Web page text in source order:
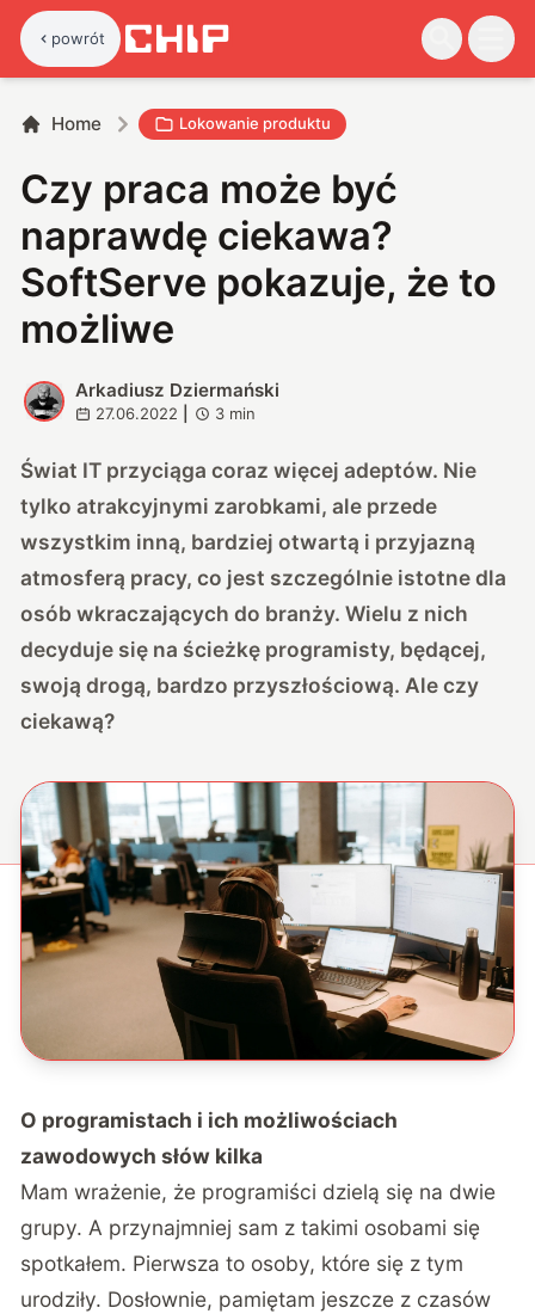
powrót
Home Lokowanie produktu
Czy praca może być
naprawdę ciekawa?
SoftServe pokazuje, że to
możliwe
A
Arkadiusz Dziermański
27.06.2022 3 min
Świat IT przyciąga coraz więcej adeptów. Nie
tylko atrakcyjnymi zarobkami, ale przede
wszystkim inną, bardziej otwartą i przyjazną
atmosferą pracy, co jest szczególnie istotne dla
osób wkraczających do branży. Wielu z nich
decyduje się na ścieżkę programisty, będącej,
swoją drogą, bardzo przyszłościową. Ale czy
ciekawą?
O programistach i ich możliwościach
zawodowych słów kilka
Mam wrażenie, że programiści dzielą się na dwie
grupy. A przynajmniej sam z takimi osobami się
spotkałem. Pierwsza to osoby, które się z tym
urodziły. Dosłownie, pamiętam jeszcze z czasów